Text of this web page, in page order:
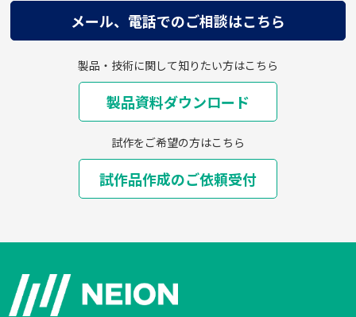
メール、電話でのご相談はこちら
製品資料ダウンロード
製品・技術に関して知りたい方はこちら
試作品作成のご依頼受付
試作をご希望の方はこちら